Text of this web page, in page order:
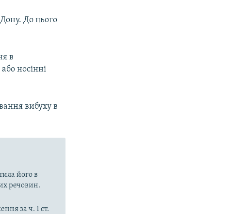
До цього
в
носінні
вибуху в
його в
речовин.
за ч. 1 ст.